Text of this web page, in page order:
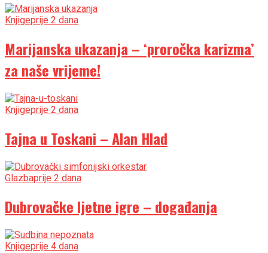
Knjigeprije 2 dana
Marijanska ukazanja – ‘proročka karizma’
za naše vrijeme!
Knjigeprije 2 dana
Tajna u Toskani – Alan Hlad
Glazbaprije 2 dana
Dubrovačke ljetne igre – događanja
Knjigeprije 4 dana